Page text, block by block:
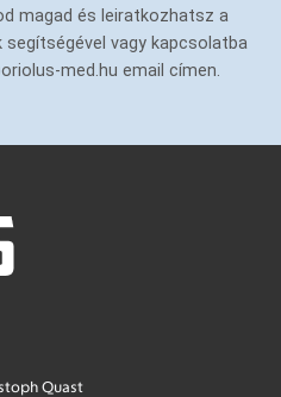
magad és leiratkozhatsz a
segítségével vagy kapcsolatba
med.hu email címen.
Quast